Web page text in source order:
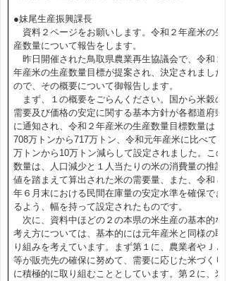
●妹尾生産振興課長
資料２ページをお願いします。令和２年産米の生
産数量について報告をします。
昨日開催された鳥取県農業再生協議会で、令和２
年産米の生産数量目標が提案され、決定されました
ので、その概要について御報告します。
まず、１の概要をごらんください。国から米穀の
需要及び価格の安定に関する基本方針が各都道府県
に通知され、令和２年産米の生産数量目標数量は
708万トンから717万トン、令和元年産米に比べて９
万トンから10万トン減らして設定されました。この
数量は、人口減少と１人当たりの米の消費量の推計
値を踏まえて算出された米の需要量、また、令和３
年６月末における民間在庫量の安定水準を確保でき
るよう、幅を持って設定されたものです。
次に、資料中ほどの２の本県の米生産の基本的な
考え方については、基本的には元年産米と同様の取
り組みを考えています。まず第１に、農業者やＪＡ
等が販売先の確保に努めて、需要に応じた米づくり
に積極的に取り組むこととしています。第２に、米